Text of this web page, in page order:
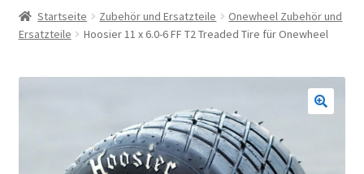
öffnen
Informationen zur Rechtslage in Österreich
Vorsicht Internetbetrug
öffnen
Impressum
Startseite Zubehör und Ersatzteile
Onewheel Zubehör und
Ersatzteile
Hoosier 11 x 6.0-6 FF T2 Treaded Tire für Onewheel